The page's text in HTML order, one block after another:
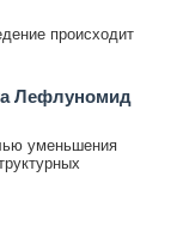
происходит
Лефлуномид
уменьшения